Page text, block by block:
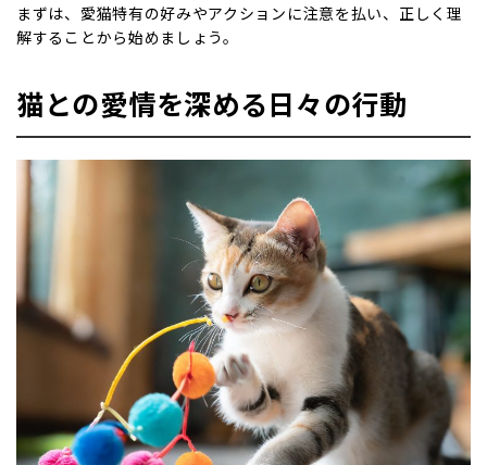
まずは、愛猫特有の好みやアクションに注意を払い、正しく理
解することから始めましょう。
猫との愛情を深める日々の行動